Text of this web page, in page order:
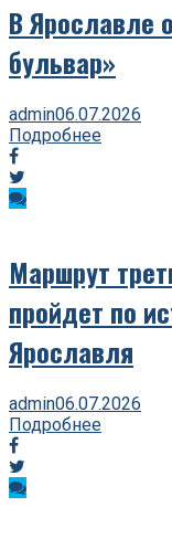
В Ярославле
бульвар»
admin06.07.2026
Подробнее
Маршрут
пройдет по
Ярославля
admin06.07.2026
Подробнее